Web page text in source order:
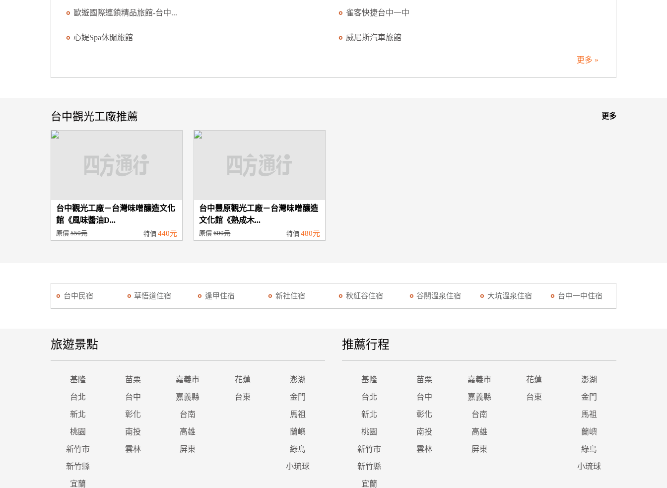
歐遊國際連鎖精品旅館-台中... 雀客快捷台中一中
心媞Spa休閒旅館 威尼斯汽車旅館
更多 »
更多
台中觀光工廠推薦
台中觀光工廠－台灣味噌釀造文化
館《風味醬油D...
原價 550元 特價 440元
台中豐原觀光工廠－台灣味噌釀造
文化館《熟成木...
原價600元 特價480元
台中民宿 草悟道住宿 逢甲住宿 新社住宿 秋紅谷住宿 谷關溫泉住宿 大坑溫泉住宿 台中一中住宿
旅遊景點
基隆 苗栗 嘉義市 花蓮 澎湖
台北 台中 嘉義縣 台東 金門
新北 彰化 台南 馬祖
桃園 南投 高雄 蘭嶼
新竹市 雲林 屏東 綠島
新竹縣 小琉球
宜蘭
推薦行程
基隆 苗栗 嘉義市 花蓮 澎湖
台北 台中 嘉義縣 台東 金門
新北 彰化 台南 馬祖
桃園 南投 高雄 蘭嶼
新竹市 雲林 屏東 綠島
新竹縣 小琉球
宜蘭